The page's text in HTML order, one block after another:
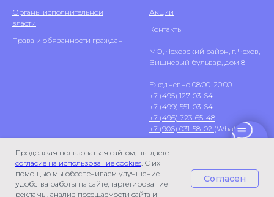
Продолжая пользоваться сайтом, вы даете
согласие на использование cookies. С их
помощью мы обеспечиваем улучшение
удобства работы на сайте, таргетирование
рекламы, анализ посещаемости сайта и
Согласен
Органы исполнительной
власти
Права и обязанности граждан
Акции
Контакты
МО, Чеховский район, г. Чехов,
Вишневый бульвар, дом 8
Ежедневно 08:00-20:00
+7 (495) 127-03-64
+7 (499) 551-03-64
+7 (496) 723-65-48
+7 (906) 031-58-02 (WhatsApp)